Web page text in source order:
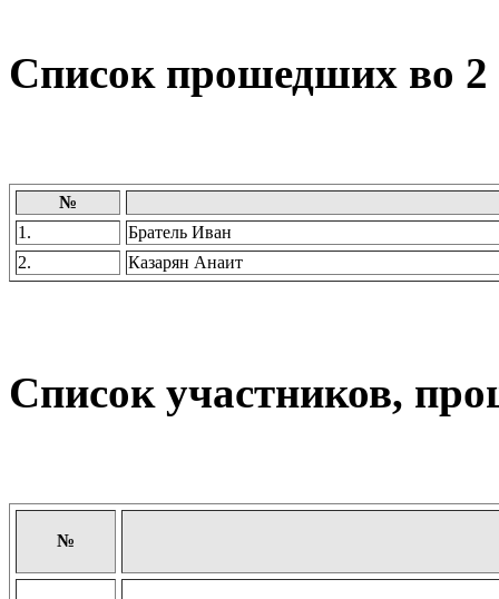
Список прошедших во
№
1.
Братель Иван
2.
Казарян Анаит
Список участников,
№